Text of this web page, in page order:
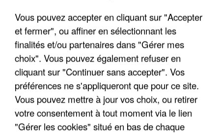
APRÈS TOUTES CES CANICULES, LES REFUGES
DE FAUNE SAUVAGE SONT...
Vous pouvez accepter en cliquant sur "Accepter
et fermer", ou affiner en sélectionnant les
finalités et/ou partenaires dans "Gérer mes
choix". Vous pouvez également refuser en
cliquant sur "Continuer sans accepter". Vos
préférences ne s'appliqueront que pour ce site.
Vous pouvez mettre à jour vos choix, ou retirer
votre consentement à tout moment via le lien
"Gérer les cookies" situé en bas de chaque